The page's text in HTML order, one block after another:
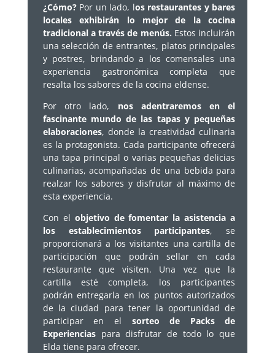
¿Cómo?Por un lado, los restaurantes y bares
locales exhibirán lo mejor de la cocina
tradicional a través de menús. Estos incluirán
una selección de entrantes, platos principales
y postres, brindando a los comensales una
experiencia gastronómica completa que
resalta los sabores de la cocina eldense.
Por otro lado, nos adentraremos en el
fascinante mundo de las tapas y pequeñas
elaboraciones, donde la creatividad culinaria
es la protagonista. Cada participante ofrecerá
una tapa principal o varias pequeñas delicias
culinarias, acompañadas de una bebida para
realzar los sabores y disfrutar al máximo de
esta experiencia.
Con el objetivo de fomentar la asistencia a
los establecimientos participantes, se
proporcionará a los visitantes una cartilla de
participación que podrán sellar en cada
restaurante que visiten. Una vez que la
cartilla esté completa, los participantes
podrán entregarla en los puntos autorizados
de la ciudad para tener la oportunidad de
participar en el sorteo de Packs de
Experienciaspara disfrutar de todo lo que
Elda tiene para ofrecer.